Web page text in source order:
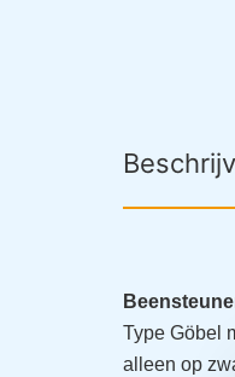
Type Göbel
alleen op